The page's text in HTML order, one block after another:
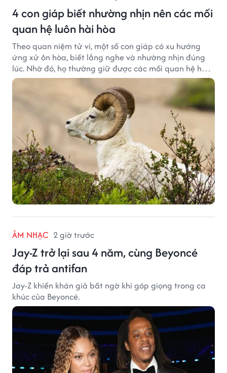
4 con giáp biết nhường nhịn nên các mối
quan hệ luôn hài hòa
Theo quan niệm tử vi, một số con giáp có xu hướng
ứng xử ôn hòa, biết lắng nghe và nhường nhịn đúng
lúc. Nhờ đó, họ thường giữ được các mối quan hệ hài
hòa và nhận được sự yêu mến từ những người xung
ÂM NHẠC 2 giờ trước
Jay-Z trở lại sau 4 năm, cùng Beyoncé
đáp trả antifan
Jay-Z khiến khán giả bất ngờ khi góp giọng trong ca
khúc của Beyoncé.